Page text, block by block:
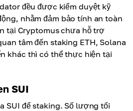
đều được kiểm duyệt kỹ
nhằm đảm bảo tính an toàn
tại Cryptomus chưa hỗ trợ
tâm đến staking ETH, Solana
khác thì có thể thực hiện tại
SUI
SUI để staking. Số lượng tối